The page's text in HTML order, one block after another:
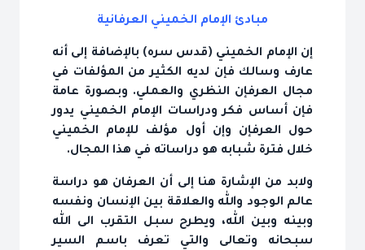
مبادئ الإمام الخميني العرفانية
إن الإمام الخميني (قدس سره) بالإضافة إلى أنه
عارف وسالك فإن لديه الكثير من المؤلفات في
مجال العرفإن النظري والعملي. وبصورة عامة
فإن أساس فكر ودراسات الإمام الخميني يدور
حول العرفإن وإن أول مؤلف للإمام الخميني
خلال فترة شبابه هو دراساته في هذا المجال.
ولابد من الإشارة هنا إلى أن العرفان هو دراسة
عالم الوجود والله والعلاقة بين الإنسان ونفسه
وبينه وبين الله، ويطرح سبل التقرب الى الله
سبحانه وتعالى والتي تعرف باسم السير